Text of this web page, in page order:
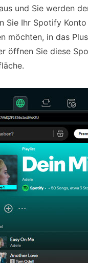
und Sie werden
Sie Ihr Spotify
möchten, in das
öffnen Sie diese